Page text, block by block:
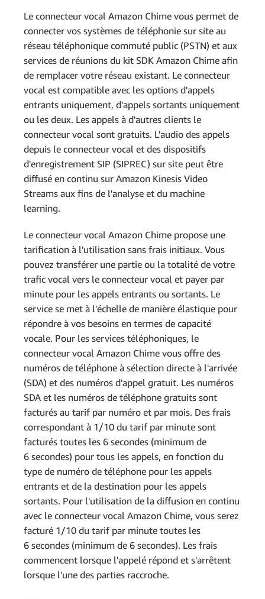
Le connecteur vocal Amazon Chime vous permet de
connecter vos systèmes de téléphonie sur site au
réseau téléphonique commuté public (PSTN) et aux
services de réunions du kit SDK Amazon Chime afin
de remplacer votre réseau existant. Le connecteur
vocal est compatible avec les options d'appels
entrants uniquement, d'appels sortants uniquement
ou les deux. Les appels à d'autres clients le
connecteur vocal sont gratuits. L'audio des appels
depuis le connecteur vocal et des dispositifs
d'enregistrement SIP (SIPREC) sur site peut être
diffusé en continu sur Amazon Kinesis Video
Streams aux fins de l'analyse et du machine
learning.
Le connecteur vocal Amazon Chime propose une
tarification à l'utilisation sans frais initiaux. Vous
pouvez transférer une partie ou la totalité de votre
trafic vocal vers le connecteur vocal et payer par
minute pour les appels entrants ou sortants. Le
service se met à l'échelle de manière élastique pour
répondre à vos besoins en termes de capacité
vocale. Pour les services téléphoniques, le
connecteur vocal Amazon Chime vous offre des
numéros de téléphone à sélection directe à l'arrivée
(SDA) et des numéros d'appel gratuit. Les numéros
SDA et les numéros de téléphone gratuits sont
facturés au tarif par numéro et par mois. Des frais
correspondant à 1/10 du tarif par minute sont
facturés toutes les 6 secondes (minimum de
6 secondes) pour tous les appels, en fonction du
type de numéro de téléphone pour les appels
entrants et de la destination pour les appels
sortants. Pour l'utilisation de la diffusion en continu
avec le connecteur vocal Amazon Chime, vous serez
facturé 1/10 du tarif par minute toutes les
6 secondes (minimum de 6 secondes). Les frais
commencent lorsque l'appelé répond et s'arrêtent
lorsque l'une des parties raccroche.